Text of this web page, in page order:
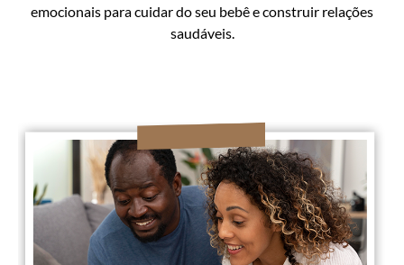
emocionais para cuidar do seu bebê e construir relações
saudáveis.